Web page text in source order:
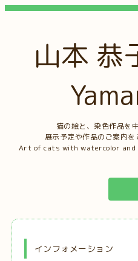
山本 恭
猫の絵と、染色作品を
展示予定や作品のご案内を
Art of cats with watercolor and
インフォメーション